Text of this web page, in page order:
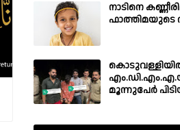
നാടിനെ
ഫാത്തിമയുടെ
കൊടുവള്ളിയിൽ
മൂന്നുപേർ